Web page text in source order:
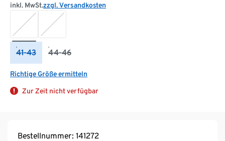
inkl. MwSt.zzgl. Versandkosten
41-43 44-46
Richtige Größe ermitteln
Zur Zeit nicht verfügbar
Bestellnummer: 141272